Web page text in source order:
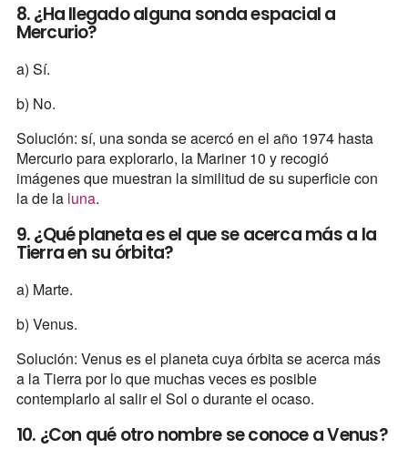
8. ¿Ha llegado alguna sonda espacial a
Mercurio?
a) Sí.
b) No.
Solución: sí, una sonda se acercó en el año 1974 hasta
Mercurio para explorarlo, la Mariner 10 y recogió
imágenes que muestran la similitud de su superficie con
la de la luna.
9. ¿Qué planeta es el que se acerca más a la
Tierra en su órbita?
a) Marte.
b) Venus.
Solución: Venus es el planeta cuya órbita se acerca más
a la Tierra por lo que muchas veces es posible
contemplarlo al salir el Sol o durante el ocaso.
10. ¿Con qué otro nombre se conoce a Venus?